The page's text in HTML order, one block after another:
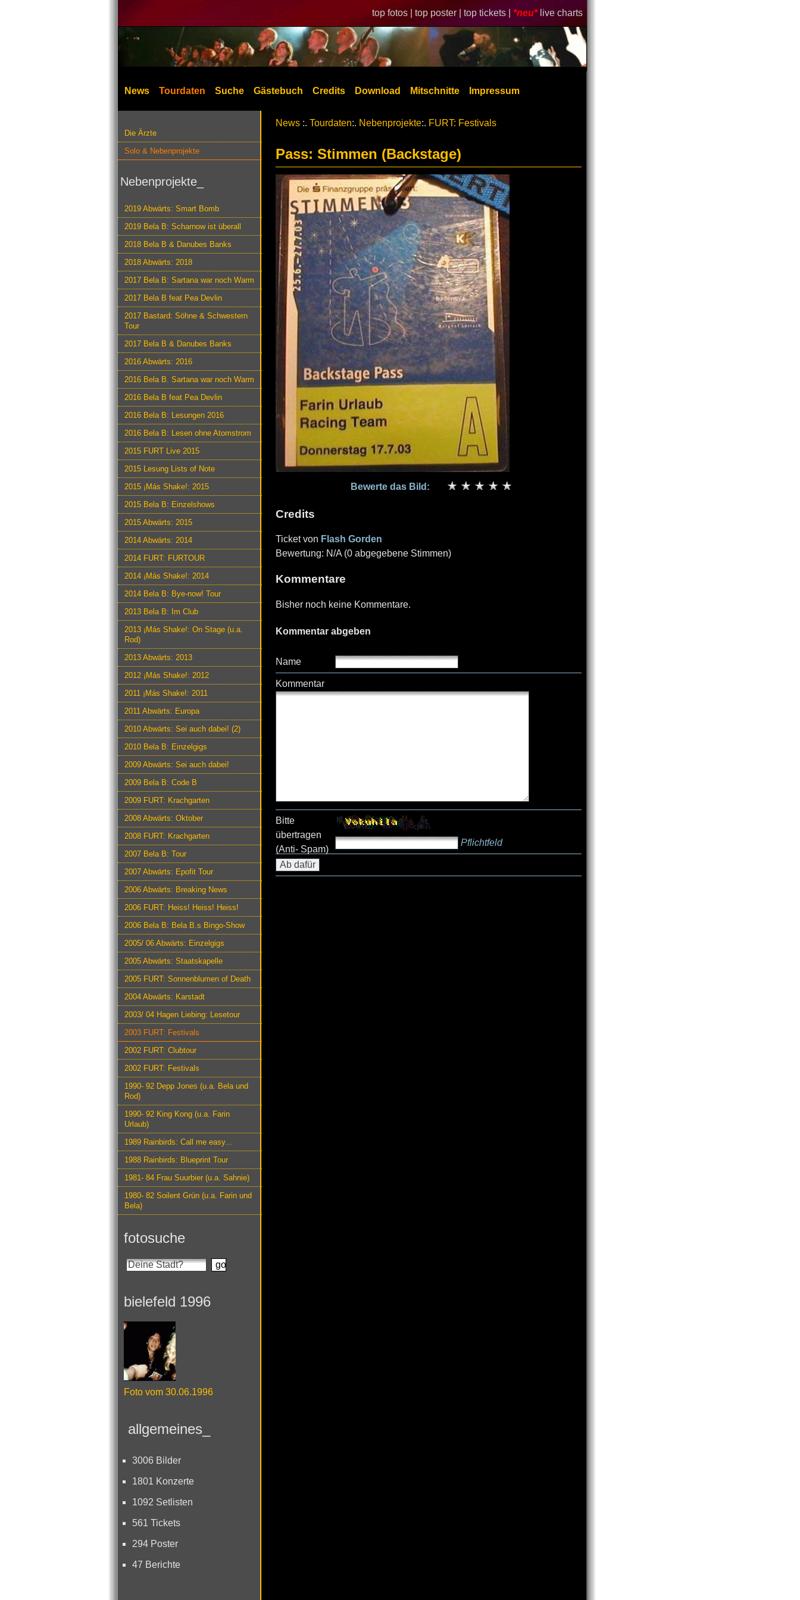
top fotos | top poster | top tickets | *neu* live charts
News Tourdaten Suche Gästebuch Credits Download Mitschnitte Impressum
Die Ärzte
Solo & Nebenprojekte
Nebenprojekte_
2019 Abwärts: Smart Bomb
2019 Bela B: Scharnow ist überall
2018 Bela B & Danubes Banks
2018 Abwärts: 2018
2017 Bela B: Sartana war noch Warm
2017 Bela B feat Pea Devlin
2017 Bastard: Söhne & Schwestern
Tour
2017 Bela B & Danubes Banks
2016 Abwärts: 2016
2016 Bela B. Sartana war noch Warm
2016 Bela B feat Pea Devlin
2016 Bela B: Lesungen 2016
2016 Bela B: Lesen ohne Atomstrom
2015 FURT Live 2015
2015 Lesung Lists of Note
2015 ¡Más Shake!: 2015
2015 Bela B: Einzelshows
2015 Abwärts: 2015
2014 Abwärts: 2014
2014 FURT: FURTOUR
2014 ¡Más Shake!: 2014
2014 Bela B: Bye-now! Tour
2013 Bela B: Im Club
2013 ¡Más Shake!: On Stage (u.a.
Rod)
2013 Abwärts: 2013
2012 ¡Más Shake!: 2012
2011 ¡Más Shake!: 2011
2011 Abwärts: Europa
2010 Abwärts: Sei auch dabei! (2)
2010 Bela B: Einzelgigs
2009 Abwärts: Sei auch dabei!
2009 Bela B: Code B
2009 FURT: Krachgarten
2008 Abwärts: Oktober
2008 FURT: Krachgarten
2007 Bela B: Tour
2007 Abwärts: Epofit Tour
2006 Abwärts: Breaking News
2006 FURT: Heiss! Heiss! Heiss!
2006 Bela B: Bela B.s Bingo-Show
2005/ 06 Abwärts: Einzelgigs
2005 Abwärts: Staatskapelle
2005 FURT: Sonnenblumen of Death
2004 Abwärts: Karstadt
2003/ 04 Hagen Liebing: Lesetour
2003 FURT: Festivals
2002 FURT: Clubtour
2002 FURT: Festivals
1990- 92 Depp Jones (u.a. Bela und
Rod)
1990- 92 King Kong (u.a. Farin
Urlaub)
1989 Rainbirds: Call me easy...
1988 Rainbirds: Blueprint Tour
1981- 84 Frau Suurbier (u.a. Sahnie)
1980- 82 Soilent Grün (u.a. Farin und
Bela)
fotosuche
bielefeld 1996
Foto vom 30.06.1996
allgemeines_
3006 Bilder
1801 Konzerte
1092 Setlisten
561 Tickets
294 Poster
47 Berichte
News :. Tourdaten:. Nebenprojekte:. FURT: Festivals
Pass: Stimmen (Backstage)
Bewerte das Bild:
Credits
Ticket von Flash Gorden
Bewertung: N/A (0 abgegebene Stimmen)
Kommentare
Bisher noch keine Kommentare.
Kommentar abgeben
Name
Kommentar
Bitte
übertragen
(Anti- Spam)
Pflichtfeld